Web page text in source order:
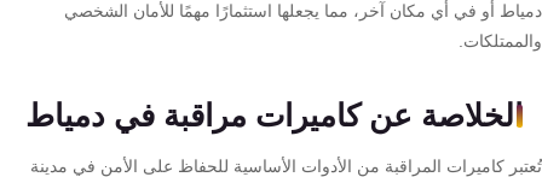
أو في أي مكان آخر، مما يجعلها استثمارًا مهمًا للأمان الشخصي
الخلاصة عن كاميرات مراقبة في دمياط
كاميرات المراقبة من الأدوات الأساسية للحفاظ على الأمن في مدينة